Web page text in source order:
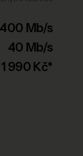
400 Mb/s
40 Mb/s
1 990 Kč*